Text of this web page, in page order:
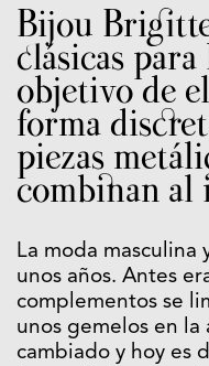
Bijou
clásicas
objetivo de
forma
piezas
combinan al
La moda masculina
unos años. Antes
complementos se
unos gemelos en la
cambiado y hoy es